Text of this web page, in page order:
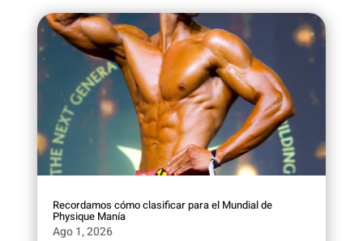
Recordamos cómo clasificar para el Mundial de
Physique Manía
Ago 1, 2026